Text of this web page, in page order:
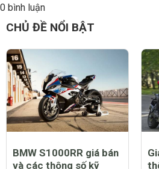
0 bình luận
CHỦ ĐỀ NỔI BẬT